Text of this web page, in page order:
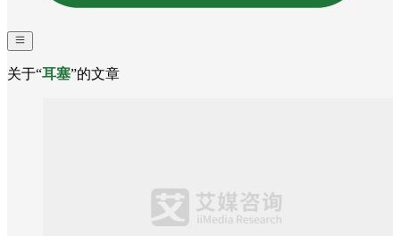
关于“耳塞”的文章